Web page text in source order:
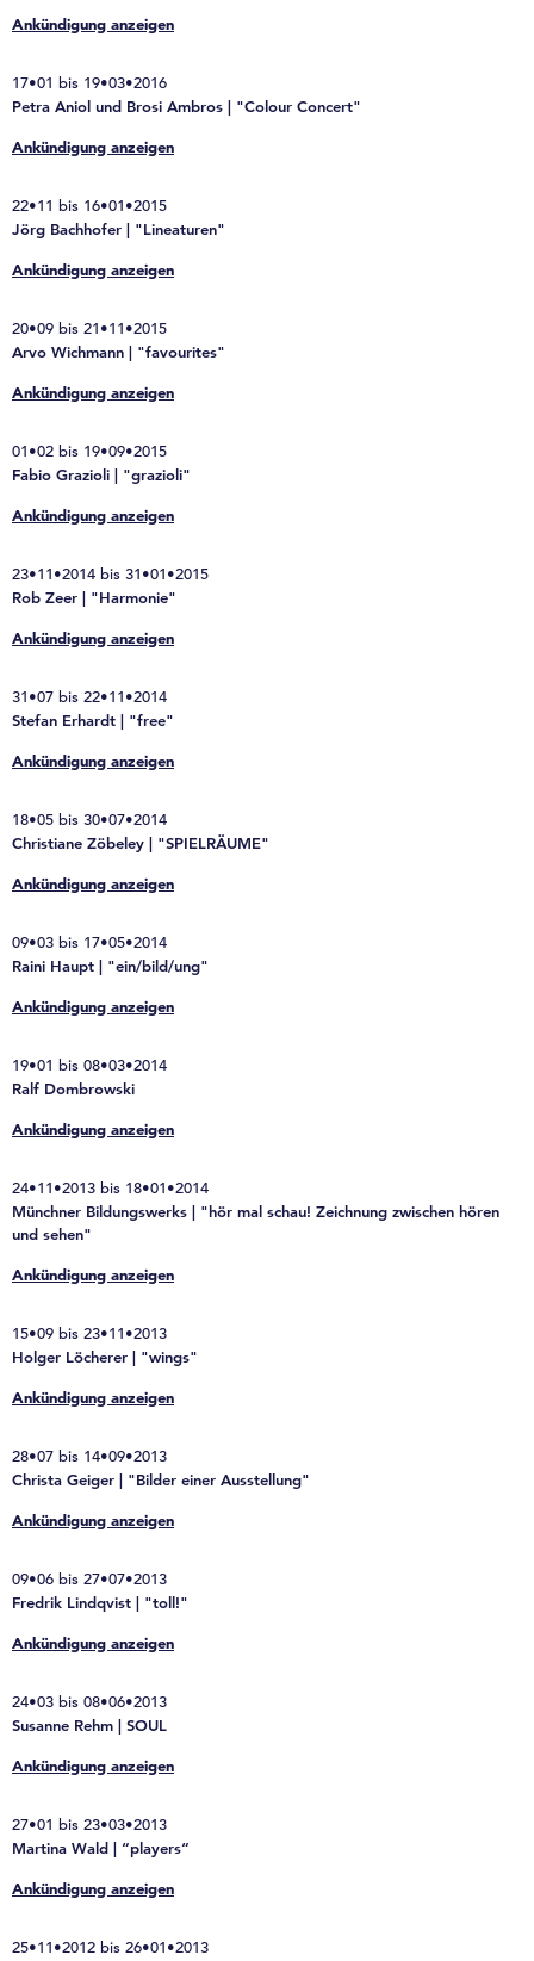
Ankündigung anzeigen
17•01 bis 19•03•2016
Petra Aniol und Brosi Ambros | "Colour Concert"
Ankündigung anzeigen
22•11 bis 16•01•2015
Jörg Bachhofer | "Lineaturen"
Ankündigung anzeigen
20•09 bis 21•11•2015
Arvo Wichmann | "favourites"
Ankündigung anzeigen
01•02 bis 19•09•2015
Fabio Grazioli | "grazioli"
Ankündigung anzeigen
23•11•2014 bis 31•01•2015
Rob Zeer | "Harmonie"
Ankündigung anzeigen
31•07 bis 22•11•2014
Stefan Erhardt | "free"
Ankündigung anzeigen
18•05 bis 30•07•2014
Christiane Zöbeley | "SPIELRÄUME"
Ankündigung anzeigen
09•03 bis 17•05•2014
Raini Haupt | "ein/bild/ung"
Ankündigung anzeigen
19•01 bis 08•03•2014
Ralf Dombrowski
Ankündigung anzeigen
24•11•2013 bis 18•01•2014
Münchner Bildungswerks | "hör mal schau! Zeichnung zwischen hören
und sehen"
Ankündigung anzeigen
15•09 bis 23•11•2013
Holger Löcherer | "wings"
Ankündigung anzeigen
28•07 bis 14•09•2013
Christa Geiger | "Bilder einer Ausstellung"
Ankündigung anzeigen
09•06 bis 27•07•2013
Fredrik Lindqvist | "toll!"
Ankündigung anzeigen
24•03 bis 08•06•2013
Susanne Rehm | SOUL
Ankündigung anzeigen
27•01 bis 23•03•2013
Martina Wald | “players“
Ankündigung anzeigen
25•11•2012 bis 26•01•2013